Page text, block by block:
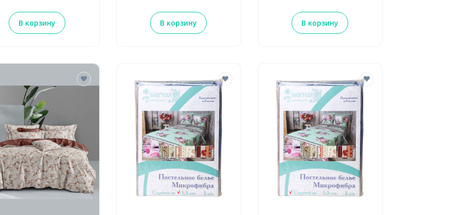
В корзину В корзину В корзину